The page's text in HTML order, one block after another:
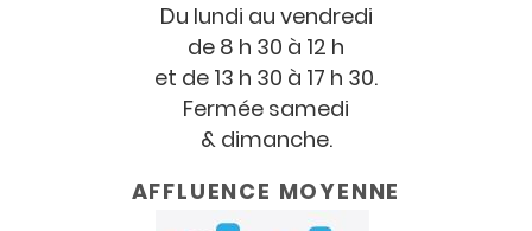
Du lundi au vendredi
de 8 h 30 à 12 h
et de 13 h 30 à 17 h 30.
Fermée samedi
& dimanche.
AFFLUENCE MOYENNE